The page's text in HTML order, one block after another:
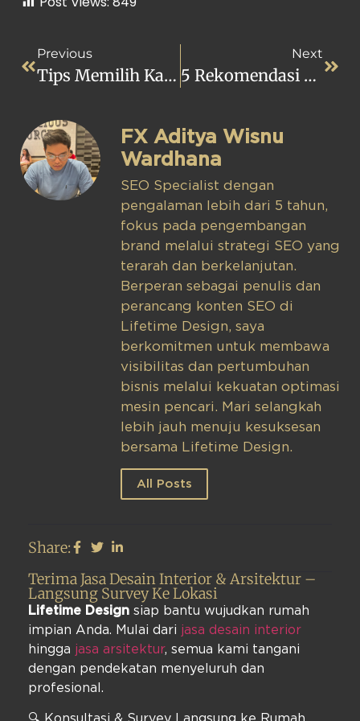
Previous
Tips Memilih Kasur Agar Tidur Semakin Nyenyak Dan Berkualitas
Next
5 Rekomendasi Resort Dan Villa Di Kawasan Kuta Mandalika Lombok
FX Aditya Wisnu
Wardhana
SEO Specialist dengan
pengalaman lebih dari 5 tahun,
fokus pada pengembangan
brand melalui strategi SEO yang
terarah dan berkelanjutan.
Berperan sebagai penulis dan
perancang konten SEO di
Lifetime Design, saya
berkomitmen untuk membawa
visibilitas dan pertumbuhan
bisnis melalui kekuatan optimasi
mesin pencari. Mari selangkah
lebih jauh menuju kesuksesan
bersama Lifetime Design.
All Posts
Share:
Terima Jasa Desain Interior & Arsitektur –
Langsung Survey Ke Lokasi
Lifetime Design siap bantu wujudkan rumah
impian Anda. Mulai dari jasa desain interior
hingga jasa arsitektur, semua kami tangani
dengan pendekatan menyeluruh dan
profesional.